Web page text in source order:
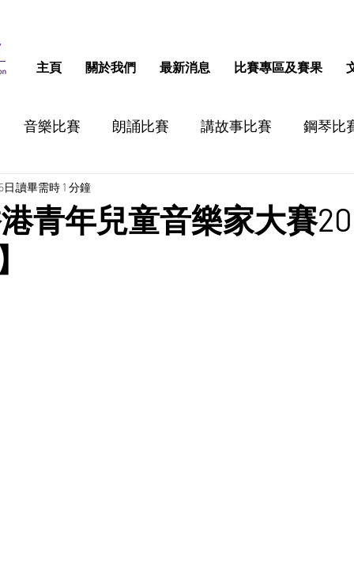
主頁 關於我們 最新消息 比賽專區及賽果
音樂比賽 朗誦比賽 講故事比賽 鋼琴比
跳舞比賽
青年兒童音樂家大賽
日讀畢需時 1 分鐘